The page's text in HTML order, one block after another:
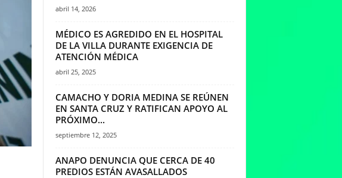
abril 14, 2026
MÉDICO ES AGREDIDO EN EL HOSPITAL
DE LA VILLA DURANTE EXIGENCIA DE
ATENCIÓN MÉDICA
abril 25, 2025
CAMACHO Y DORIA MEDINA SE REÚNEN
EN SANTA CRUZ Y RATIFICAN APOYO AL
PRÓXIMO...
septiembre 12, 2025
ANAPO DENUNCIA QUE CERCA DE 40
PREDIOS ESTÁN AVASALLADOS